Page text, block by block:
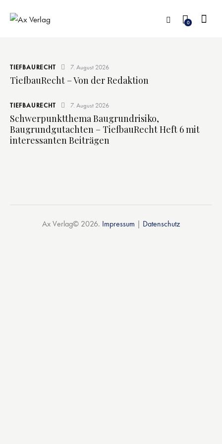
0
TIEFBAURECHT 7. August 2026
TiefbauRecht – Von der Redaktion
TIEFBAURECHT 7. August 2026
Schwerpunktthema Baugrundrisiko,
Baugrundgutachten – TiefbauRecht Heft 6 mit
interessanten Beiträgen
Ax Verlag© 2026. Impressum | Datenschutz